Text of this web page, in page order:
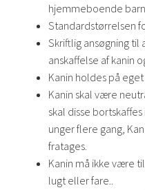
hjemmeboende
Standardstørrelsen
Skriftlig ansøgning
anskaffelse af kanin
Kanin holdes på eget
Kanin skal være
skal disse
unger flere gang,
fratages.
Kanin må ikke være
lugt eller fare..